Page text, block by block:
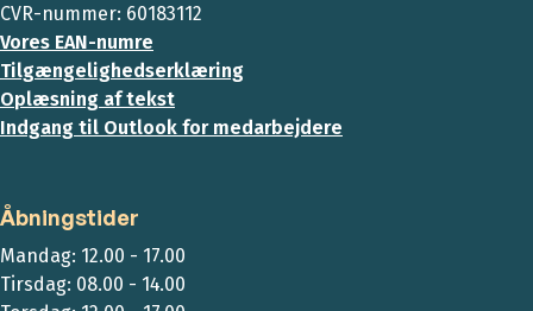
CVR-nummer: 60183112
Vores EAN-numre
Tilgængelighedserklæring
Oplæsning af tekst
Indgang til Outlook for medarbejdere
Åbningstider
Mandag: 12.00 - 17.00
Tirsdag: 08.00 - 14.00